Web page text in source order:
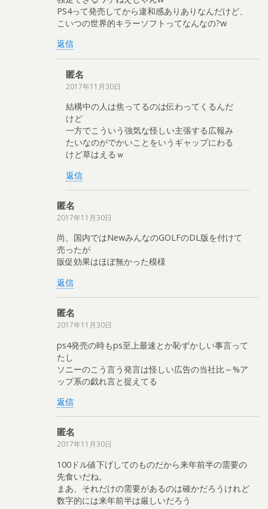
PS4って発売してから違和感ありありなんだけど、
こいつの世界的キラーソフトってなんなの?w
返信
匿名
2017年11月30日
結構中の人は焦ってるのは伝わってくるんだ
けど
一方でこういう強気な怪しい主張する広報み
たいなのがでかいことをいうギャップにわる
けど草はえるｗ
返信
匿名
2017年11月30日
尚、国内ではNewみんなのGOLFのDL版を付けて
売ったが
販促効果はほぼ無かった模様
返信
匿名
2017年11月30日
ps4発売の時もps至上最速とか恥ずかしい事言って
たし
ソニーのこう言う発言は怪しい広告の当社比～%ア
ップ系の戯れ言と捉えてる
返信
匿名
2017年11月30日
100ドル値下げしてのものだから来年前半の需要の
先食いだね。
まあ、それだけの需要があるのは確かだろうけれど
数字的には来年前半は厳しいだろう